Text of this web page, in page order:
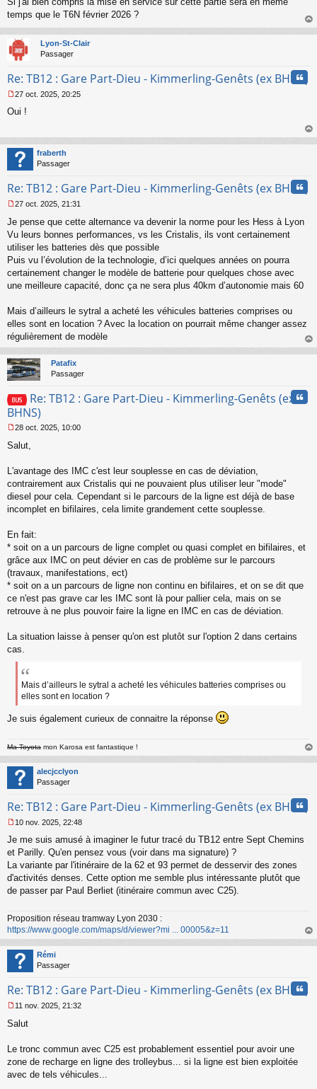
s
a
g
e
o
l
u
temps que le T6N février 2026 ?
au
Lyon-St-Clair
Passager
Re: TB12 : Gare Part-Dieu - Kimmerling-Genêts (ex BHNS)
e
a
g
e
o
l
u
27 oct. 2025, 20:25
Oui !
au
fraberth
Passager
Re: TB12 : Gare Part-Dieu - Kimmerling-Genêts (ex BHNS)
e
s
s
g
e
n
u
27 oct. 2025, 21:31
Je pense que cette alternance va devenir la norme pour les Hess à Lyon
Vu leurs bonnes performances, vs les Cristalis, ils vont certainement
utiliser les batteries dès que possible
Puis vu l’évolution de la technologie, d’ici quelques années on pourra
certainement changer le modèle de batterie pour quelques chose avec
une meilleure capacité, donc ça ne sera plus 40km d’autonomie mais 60
Mais d’ailleurs le sytral a acheté les véhicules batteries comprises ou
elles sont en location ? Avec la location on pourrait même changer assez
régulièrement de modèle
au
Patafix
Passager
Re: TB12 : Gare Part-Dieu - Kimmerling-Genêts (ex
BHNS)
e
g
e
n
u
28 oct. 2025, 10:00
Salut,
L'avantage des IMC c'est leur souplesse en cas de déviation,
contrairement aux Cristalis qui ne pouvaient plus utiliser leur "mode"
diesel pour cela. Cependant si le parcours de la ligne est déjà de base
incomplet en bifilaires, cela limite grandement cette souplesse.
En fait:
* soit on a un parcours de ligne complet ou quasi complet en bifilaires, et
grâce aux IMC on peut dévier en cas de problème sur le parcours
(travaux, manifestations, ect)
* soit on a un parcours de ligne non continu en bifilaires, et on se dit que
ce n'est pas grave car les IMC sont là pour pallier cela, mais on se
retrouve à ne plus pouvoir faire la ligne en IMC en cas de déviation.
La situation laisse à penser qu'on est plutôt sur l'option 2 dans certains
cas.
Mais d’ailleurs le sytral a acheté les véhicules batteries comprises ou
elles sont en location ?
Je suis également curieux de connaitre la réponse
Ma Toyota mon Karosa est fantastique !
au
alecjcclyon
Passager
Re: TB12 : Gare Part-Dieu - Kimmerling-Genêts (ex BHNS)
e
s
s
g
e
o
n
u
10 nov. 2025, 22:48
Je me suis amusé à imaginer le futur tracé du TB12 entre Sept Chemins
et Parilly. Qu'en pensez vous (voir dans ma signature) ?
La variante par l'itinéraire de la 62 et 93 permet de desservir des zones
d'activités denses. Cette option me semble plus intéressante plutôt que
de passer par Paul Berliet (itinéraire commun avec C25).
Proposition réseau tramway Lyon 2030 :
https://www.google.com/maps/d/viewer?mi ... 00005&z=11
au
Rémi
Passager
Re: TB12 : Gare Part-Dieu - Kimmerling-Genêts (ex BHNS)
e
g
e
11 nov. 2025, 21:32
Salut
Le tronc commun avec C25 est probablement essentiel pour avoir une
zone de recharge en ligne des trolleybus... si la ligne est bien exploitée
avec de tels véhicules...